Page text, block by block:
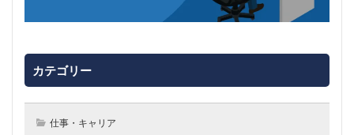
カテゴリー
仕事・キャリア